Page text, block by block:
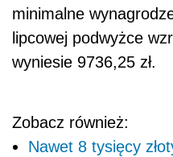
minimalne
lipcowej podwyżce
wyniesie 9736,25 zł.
Zobacz również:
Nawet 8 tysięcy